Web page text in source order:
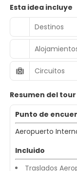
Esta idea incluye
Destinos
Circuitos
Resumen del tour
Punto de
Aeropuerto
Incluido
Traslados